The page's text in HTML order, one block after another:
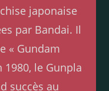
japonaise
par Bandai. Il
« Gundam
le Gunpla
succès au